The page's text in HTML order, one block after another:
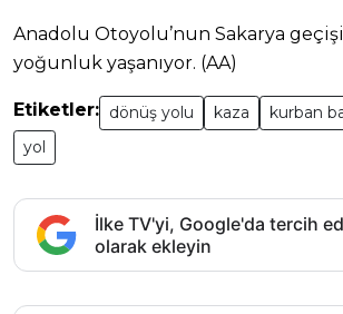
Anadolu Otoyolu’nun Sakarya
yoğunluk yaşanıyor. (AA)
Etiketler: dönüş yolu kaza kurban
yol
İlke TV'yi, Google'da tercih
olarak ekleyin